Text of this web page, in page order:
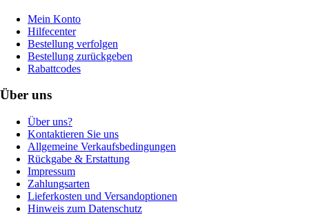
Mein Konto
Hilfecenter
Bestellung verfolgen
Bestellung zurückgeben
Rabattcodes
Über uns
Über uns?
Kontaktieren Sie uns
Allgemeine Verkaufsbedingungen
Rückgabe & Erstattung
Impressum
Zahlungsarten
Lieferkosten und Versandoptionen
Hinweis zum Datenschutz